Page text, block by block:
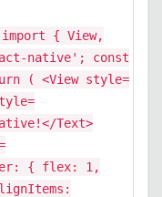
import { View,
native' ; const
( <View style=
=
</Text>
: { flex: 1 ,
: